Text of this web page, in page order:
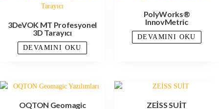
3DeVOK MT Profesyonel
3D Tarayıcı
DEVAMINI OKU
PolyWorks®
InnovMetric
DEVAMINI OKU
OQTON Geomagic
ZEİSS SUİT